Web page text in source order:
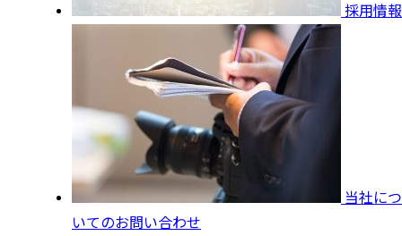
採用情報
当社につ
いてのお問い合わせ